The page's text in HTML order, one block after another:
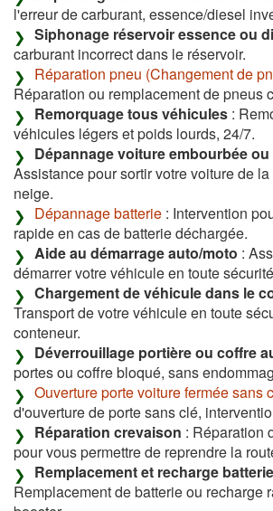
l'erreur de carburant, essence/diesel
Siphonage réservoir essence ou
carburant incorrect dans le réservoir.
Réparation pneu (Changement de
Réparation ou remplacement de pneus
Remorquage tous véhicules :
véhicules légers et poids lourds, 24/7.
Dépannage voiture embourbée
Assistance pour sortir votre voiture de
neige.
Dépannage batterie : Intervention
rapide en cas de batterie déchargée.
Aide au démarrage auto/moto :
démarrer votre véhicule en toute
Chargement de véhicule dans le
Transport de votre véhicule en toute
conteneur.
Déverrouillage portière ou coffre
portes ou coffre bloqué, sans
Ouverture porte voiture fermée sans
d'ouverture de porte sans clé,
Réparation crevaison : Réparation
pour vous permettre de reprendre la
Remplacement et recharge
Remplacement de batterie ou recharge